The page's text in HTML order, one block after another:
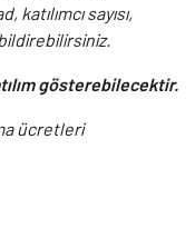
sayısı,
gösterebilecektir.
ücretleri